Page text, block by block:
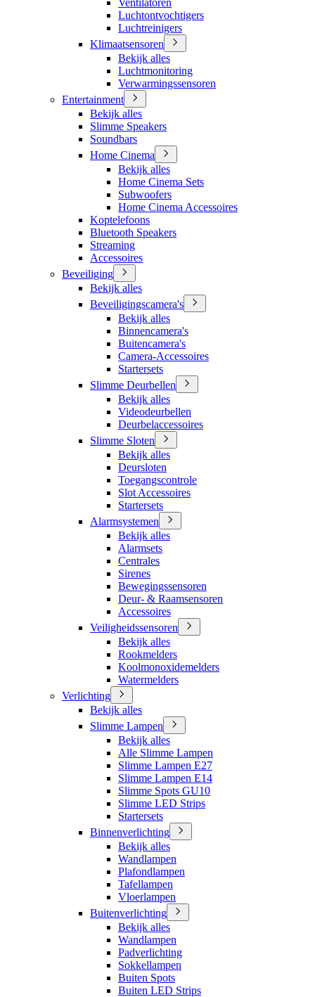
Ventilatoren
Luchtontvochtigers
Luchtreinigers
Klimaatsensoren
Bekijk alles
Luchtmonitoring
Verwarmingssensoren
Entertainment
Bekijk alles
Slimme Speakers
Soundbars
Home Cinema
Bekijk alles
Home Cinema Sets
Subwoofers
Home Cinema Accessoires
Koptelefoons
Bluetooth Speakers
Streaming
Accessoires
Beveiliging
Bekijk alles
Beveiligingscamera's
Bekijk alles
Binnencamera's
Buitencamera's
Camera-Accessoires
Startersets
Slimme Deurbellen
Bekijk alles
Videodeurbellen
Deurbelaccessoires
Slimme Sloten
Bekijk alles
Deursloten
Toegangscontrole
Slot Accessoires
Startersets
Alarmsystemen
Bekijk alles
Alarmsets
Centrales
Sirenes
Bewegingssensoren
Deur- & Raamsensoren
Accessoires
Veiligheidssensoren
Bekijk alles
Rookmelders
Koolmonoxidemelders
Watermelders
Verlichting
Bekijk alles
Slimme Lampen
Bekijk alles
Alle Slimme Lampen
Slimme Lampen E27
Slimme Lampen E14
Slimme Spots GU10
Slimme LED Strips
Startersets
Binnenverlichting
Bekijk alles
Wandlampen
Plafondlampen
Tafellampen
Vloerlampen
Buitenverlichting
Bekijk alles
Wandlampen
Padverlichting
Sokkellampen
Buiten Spots
Buiten LED Strips